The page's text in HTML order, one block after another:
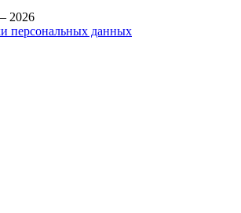
2026
персональных данных